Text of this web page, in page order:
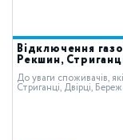
Відключення
Рекшин,
До уваги споживачів,
Стриганці, Двірці,